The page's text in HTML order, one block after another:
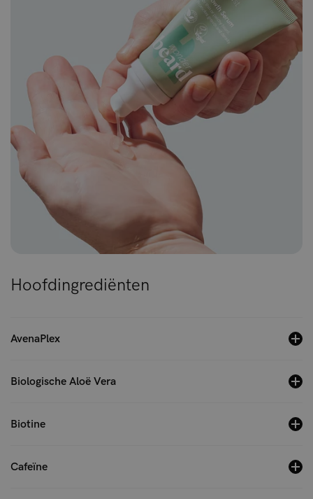
Hoofdingrediënten
AvenaPlex
Biologische Aloë Vera
Biotine
Cafeïne